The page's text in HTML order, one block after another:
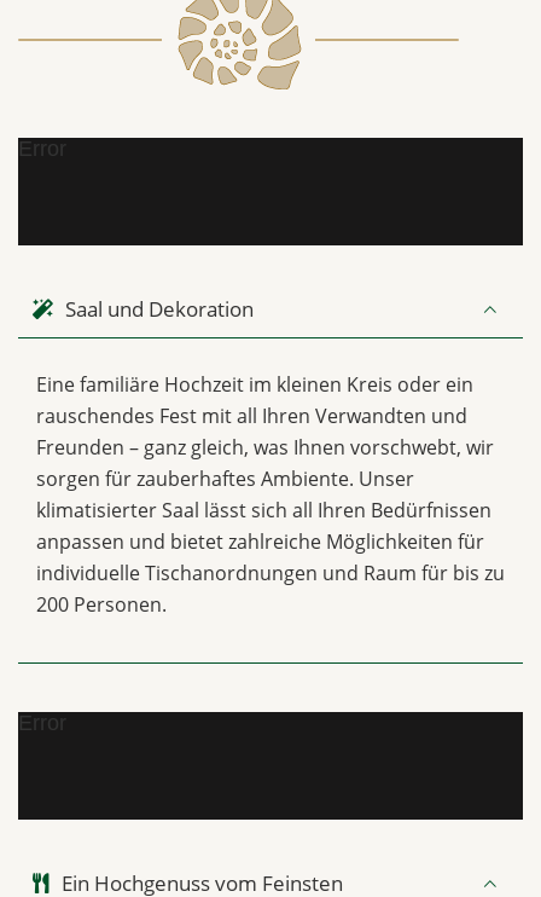
Error
Saal und Dekoration
Eine familiäre Hochzeit im kleinen Kreis oder ein
rauschendes Fest mit all Ihren Verwandten und
Freunden – ganz gleich, was Ihnen vorschwebt, wir
sorgen für zauberhaftes Ambiente. Unser
klimatisierter Saal lässt sich all Ihren Bedürfnissen
anpassen und bietet zahlreiche Möglichkeiten für
individuelle Tischanordnungen und Raum für bis zu
200 Personen.
Error
Ein Hochgenuss vom Feinsten